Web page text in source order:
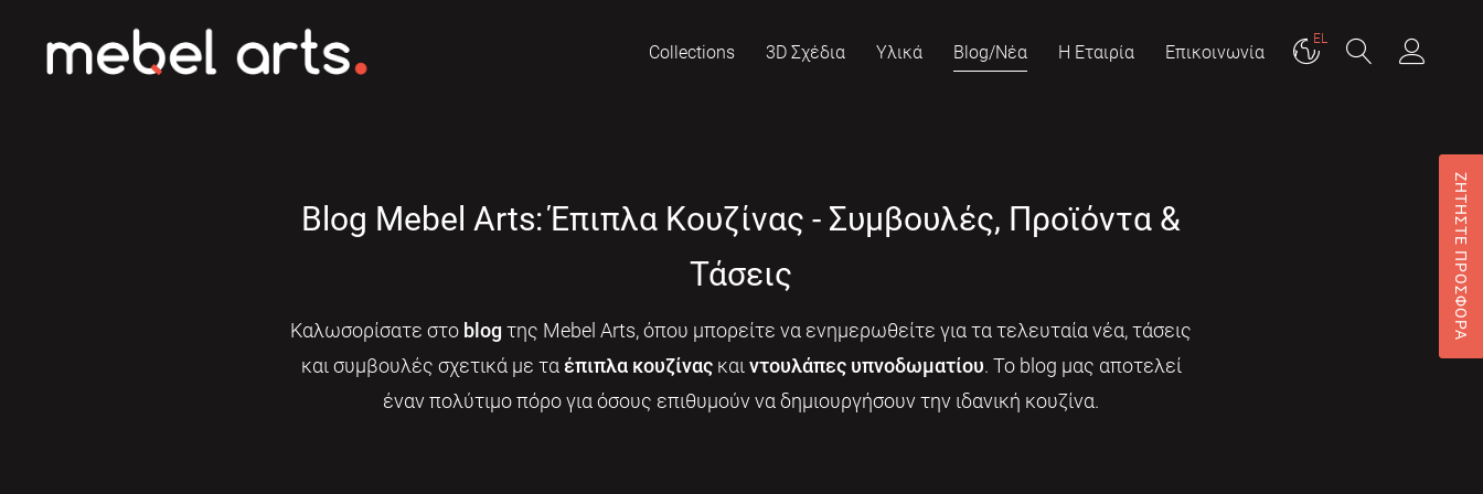
Collections 3D Σχέδια Υλικά Blog/Νέα Η Εταιρία Επικοινωνία
EL
Blog Mebel Arts: Έπιπλα Κουζίνας - Συμβουλές, Προϊόντα &
Τάσεις
Καλωσορίσατε στο blogτης Mebel Arts, όπου μπορείτε να ενημερωθείτε για τα τελευταία νέα, τάσεις
και συμβουλές σχετικά με τα έπιπλα κουζίναςκαι ντουλάπες υπνοδωματίου. Το blog μας αποτελεί
έναν πολύτιμο πόρο για όσους επιθυμούν να δημιουργήσουν την ιδανική κουζίνα.
ΖΗΤΗΣΤΕ ΠΡΟΣΦΟΡΑ